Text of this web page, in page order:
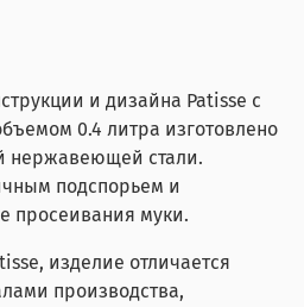
и дизайна Patisse c
0.4 литра изготовлено
нержавеющей стали.
подспорьем и
просеивания муки.
изделие отличается
производства,